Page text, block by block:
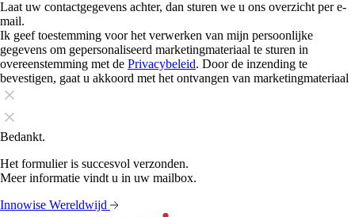
Laat uw contactgegevens achter, dan sturen we u ons overzicht per e-
mail.
Ik geef toestemming voor het verwerken van mijn persoonlijke
gegevens om gepersonaliseerd marketingmateriaal te sturen in
overeenstemming met de Privacybeleid. Door de inzending te
bevestigen, gaat u akkoord met het ontvangen van marketingmateriaal
Bedankt.
Het formulier is succesvol verzonden.
Meer informatie vindt u in uw mailbox.
Innowise Wereldwijd